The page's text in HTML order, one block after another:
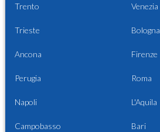
Trento Venezia
Trieste Bologna
Ancona Firenze
Perugia Roma
Napoli L'Aquila
Campobasso Bari